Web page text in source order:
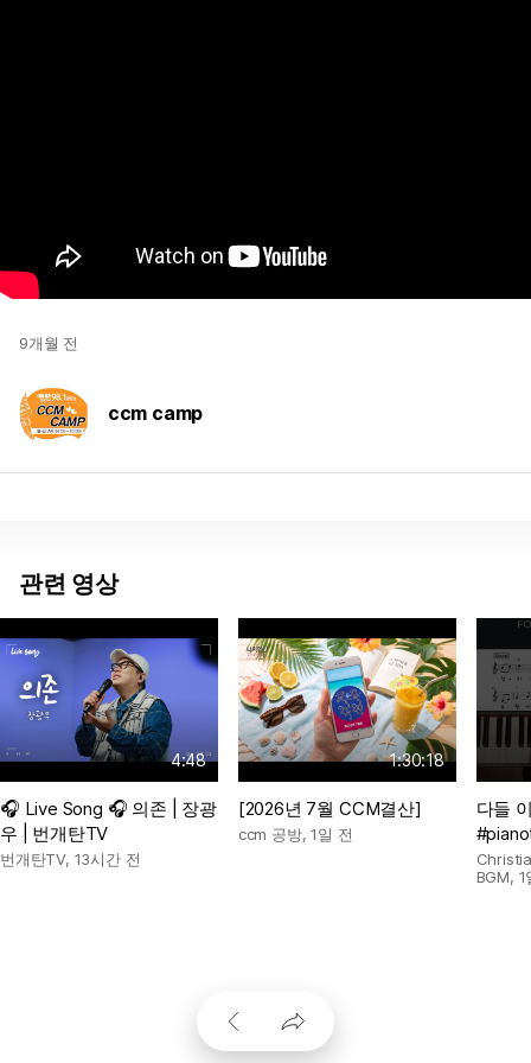
9개월 전
ccm camp
관련 영상
4:48
🎧 Live Song 🎧 의존 | 장광
우 | 번개탄TV
번개탄TV, 13시간 전
1:30:18
[2026년 7월 CCM결산]
ccm 공방,1일 전
다들
BGM, 1